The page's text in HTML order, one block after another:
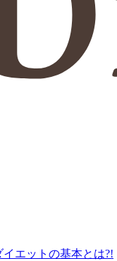
エットの基本とは?!